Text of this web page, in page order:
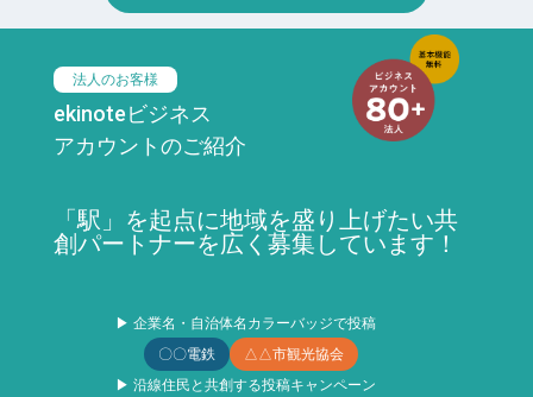
法人のお客様
ekinoteビジネス
アカウントのご紹介
「駅」を起点に地域を盛り上げたい共
創パートナーを広く募集しています！
▶ 企業名・自治体名カラーバッジで投稿
〇〇電鉄
△△市観光協会
▶ 沿線住民と共創する投稿キャンペーン